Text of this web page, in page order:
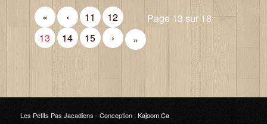
Page 13 sur 18
« ‹ 11
12
13
14 15 › »
Les Petits Pas Jacadiens - Conception :Kajoom.Ca